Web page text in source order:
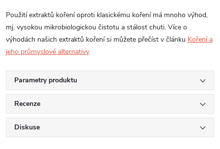
Použití extraktů koření oproti klasickému koření má mnoho výhod,
mj. vysokou mikrobiologickou čistotu a stálost chuti. Více o
výhodách našich extraktů koření si můžete přečíst v článku Koření a
jeho průmyslové alternativy
Parametry produktu
Recenze
Diskuse